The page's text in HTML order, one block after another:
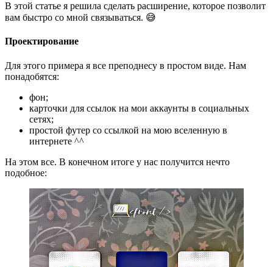
В этой статье я решила сделать расширение, которое позволит
вам быстро со мной связываться. 😅
Проектирование
Для этого примера я все преподнесу в простом виде. Нам
понадобятся:
фон;
карточки для ссылок на мои аккаунты в социальных
сетях;
простой футер со ссылкой на мою вселенную в
интернете ^^
На этом все. В конечном итоге у нас получится нечто
подобное: